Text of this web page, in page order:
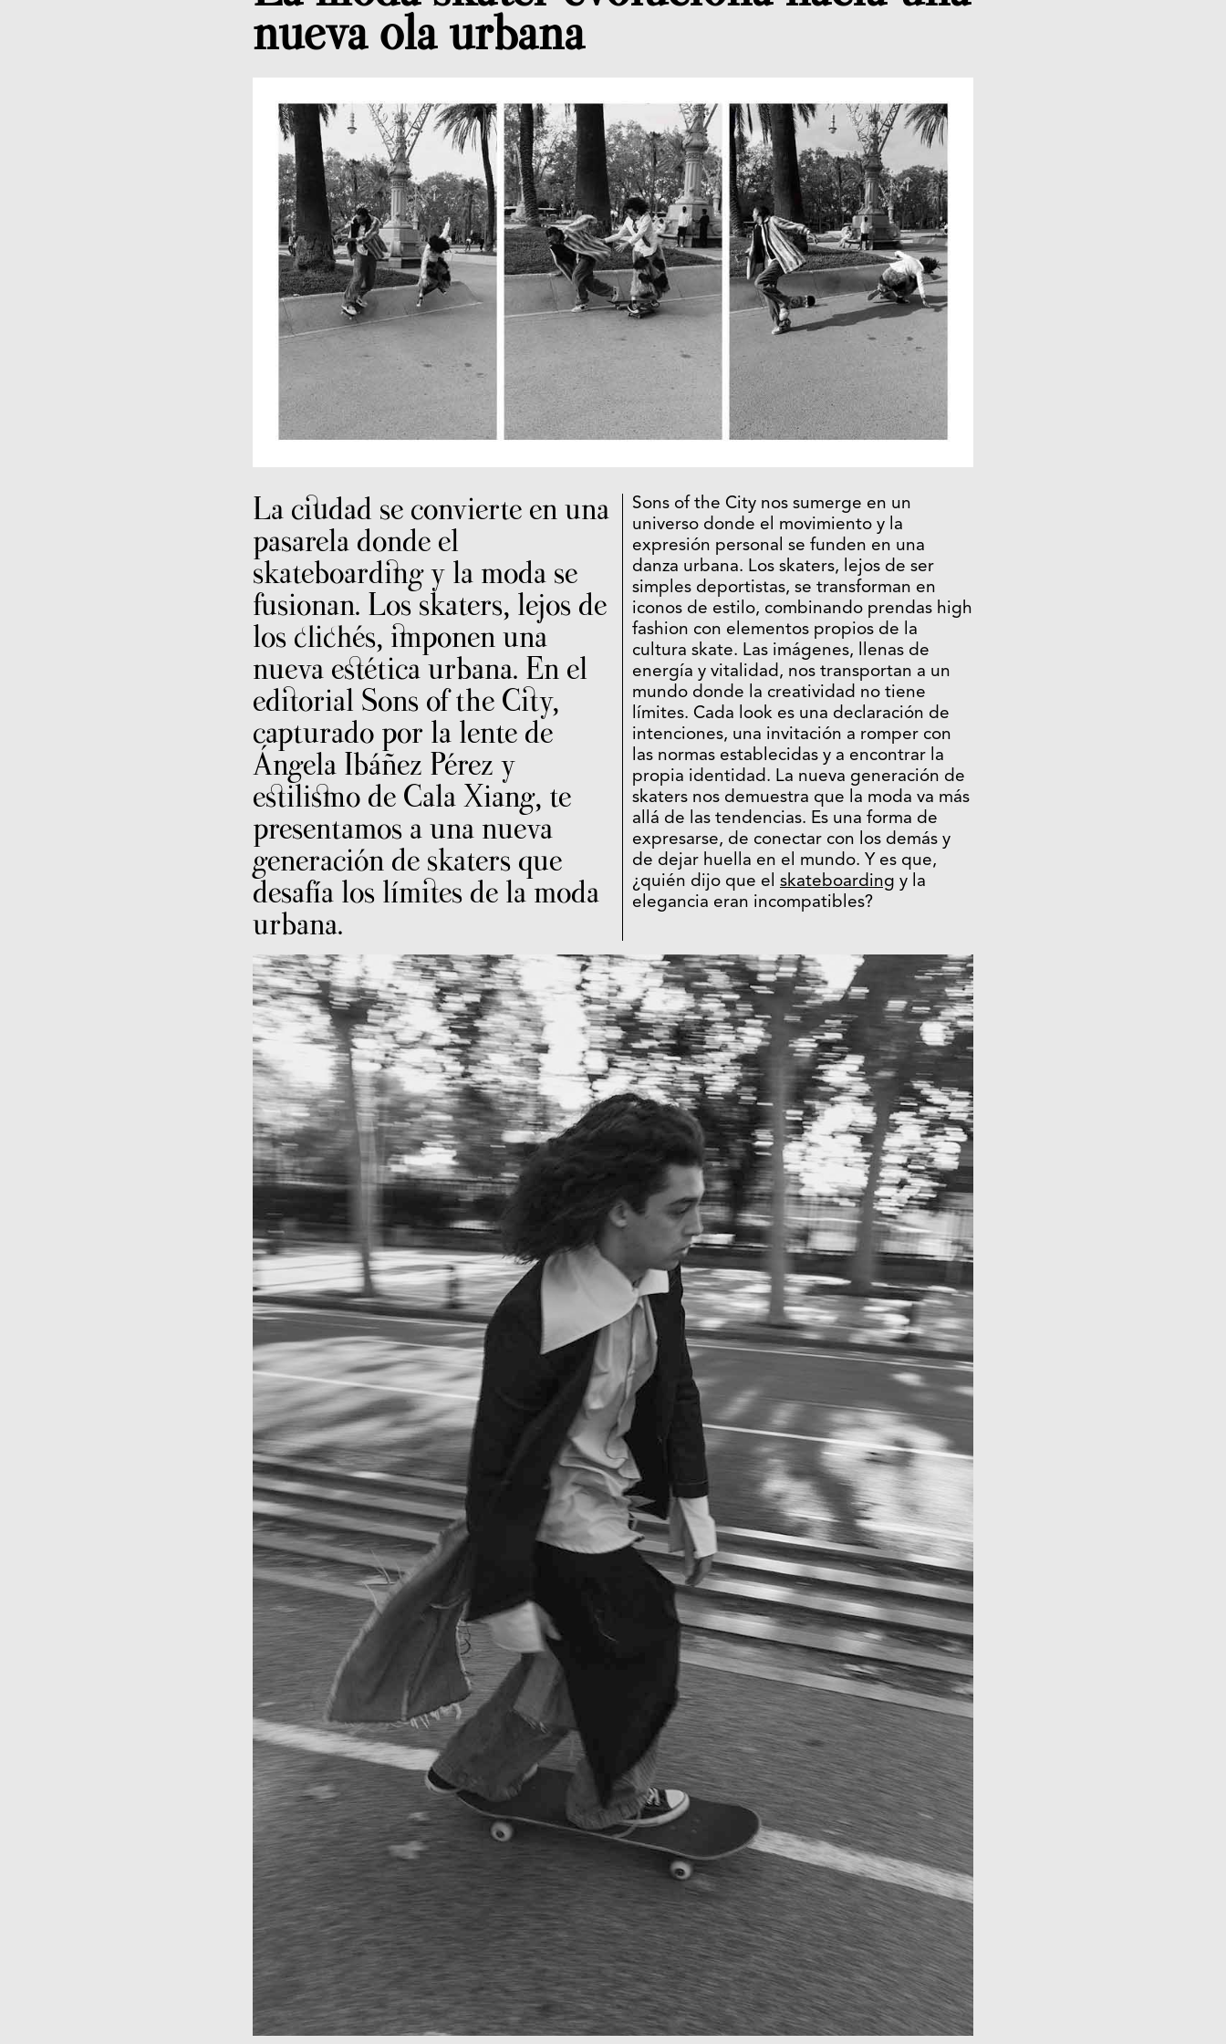
nueva ola urbana
La ciudad se convierte en una
pasarela donde el
skateboarding y la moda se
fusionan. Los skaters, lejos de
los clichés, imponen una
nueva estética urbana. En el
editorial Sons of the City,
capturado por la lente de
Ángela Ibáñez Pérez y
estilismo de Cala Xiang, te
presentamos a una nueva
generación de skaters que
desafía los límites de la moda
urbana.
Sons of the City nos sumerge en un
universo donde el movimiento y la
expresión personal se funden en una
danza urbana. Los skaters, lejos de ser
simples deportistas, se transforman en
iconos de estilo, combinando prendas high
fashion con elementos propios de la
cultura skate. Las imágenes, llenas de
energía y vitalidad, nos transportan a un
mundo donde la creatividad no tiene
límites. Cada look es una declaración de
intenciones, una invitación a romper con
las normas establecidas y a encontrar la
propia identidad. La nueva generación de
skaters nos demuestra que la moda va más
allá de las tendencias. Es una forma de
expresarse, de conectar con los demás y
de dejar huella en el mundo. Y es que,
¿quién dijo que el skateboarding y la
elegancia eran incompatibles?